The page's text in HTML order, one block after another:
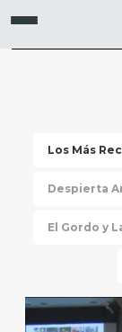
Los Más
Despierta
El Gordo y